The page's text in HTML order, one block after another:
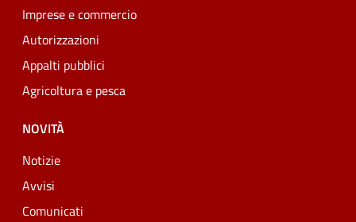
Imprese e commercio
Autorizzazioni
Appalti pubblici
Agricoltura e pesca
NOVITÀ
Notizie
Avvisi
Comunicati